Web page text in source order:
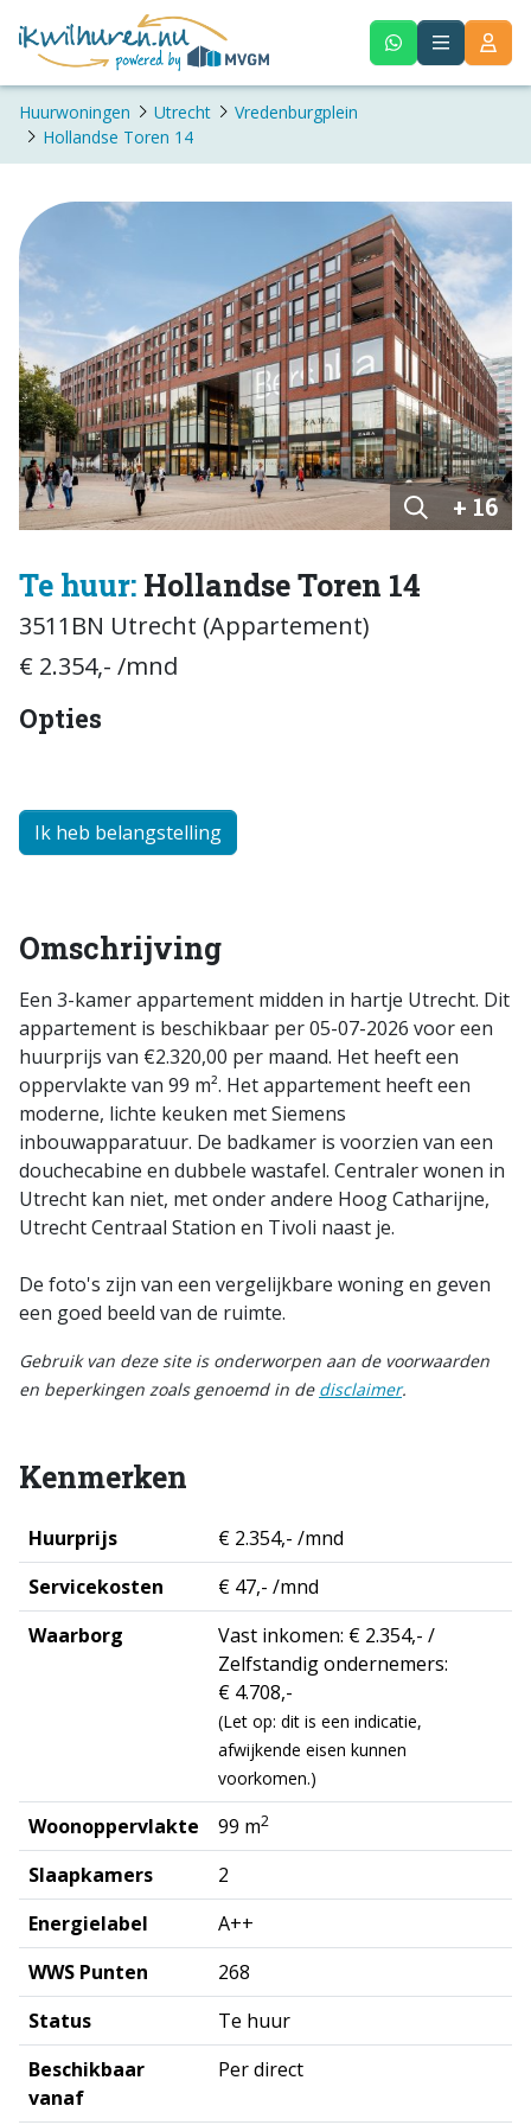
Huurwoningen Utrecht
Vredenburgplein
Hollandse Toren 14
+ 16
Te huur: Hollandse Toren 14
3511BN Utrecht (Appartement)
€ 2.354,- /mnd
Opties
Ik heb belangstelling
Omschrijving
Een 3-kamer appartement midden in hartje Utrecht. Dit
appartement is beschikbaar per 05-07-2026 voor een
huurprijs van €2.320,00 per maand. Het heeft een
oppervlakte van 99 m². Het appartement heeft een
moderne, lichte keuken met Siemens
inbouwapparatuur. De badkamer is voorzien van een
douchecabine en dubbele wastafel. Centraler wonen in
Utrecht kan niet, met onder andere Hoog Catharijne,
Utrecht Centraal Station en Tivoli naast je.
De foto's zijn van een vergelijkbare woning en geven
een goed beeld van de ruimte.
Gebruik van deze site is onderworpen aan de voorwaarden
en beperkingen zoals genoemd in de disclaimer.
Kenmerken
Huurprijs
€ 2.354,- /mnd
Servicekosten
€ 47,- /mnd
Waarborg
Vast inkomen: € 2.354,- /
Zelfstandig ondernemers:
€ 4.708,-
(Let op: dit is een indicatie,
afwijkende eisen kunnen
voorkomen.)
Woonoppervlakte 99 m2
Slaapkamers
2
Energielabel
A++
WWS Punten
268
Status
Te huur
Beschikbaar
vanaf
Per direct